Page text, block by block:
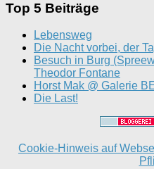
Top 5 Beiträge
Lebensweg
Die Nacht vorbei, der
Besuch in Burg
Theodor Fontane
Horst Mak @ Galerie
Die Last!
Cookie-Hinweis auf